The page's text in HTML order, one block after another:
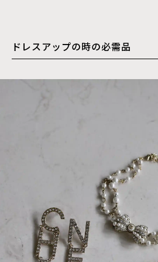
ドレスアップの時の必需品